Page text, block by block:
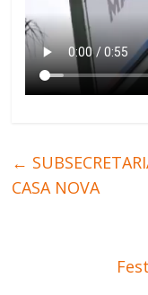
←
CASA NOVA